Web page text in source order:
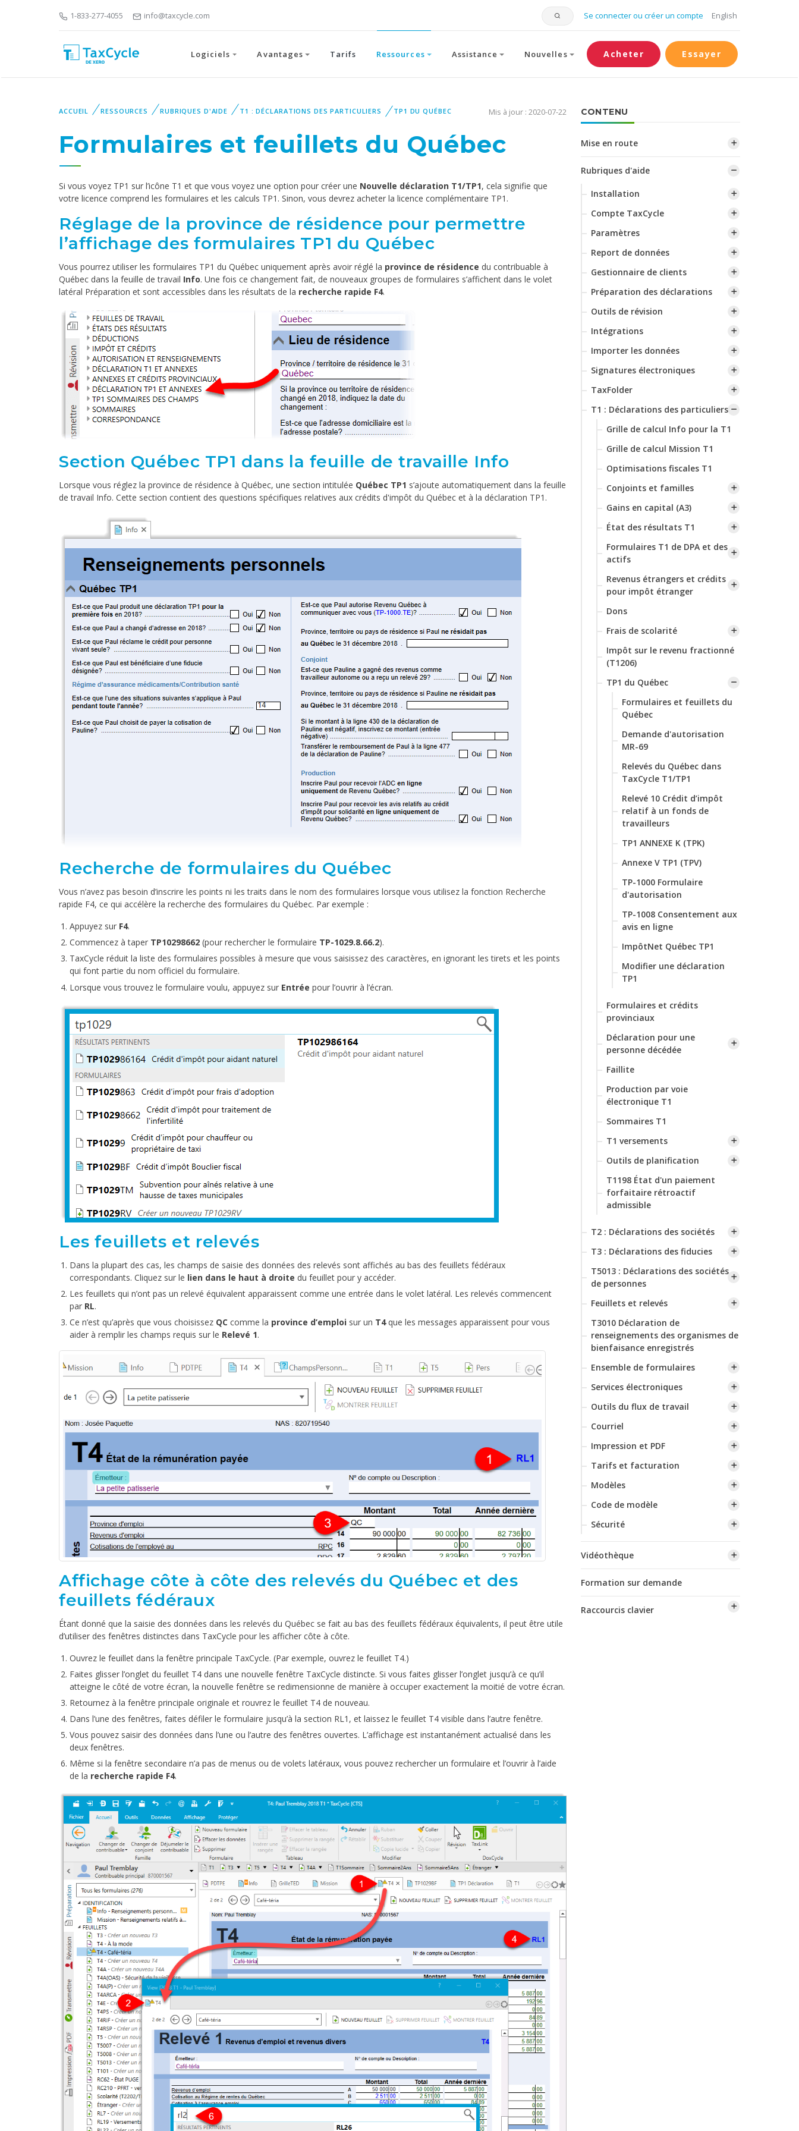
1-833-277-4055 info@taxcycle.com Se connecter ou créer un compte English
Logiciels Avantages Tarifs Ressources Assistance Nouvelles Acheter Essayer
ACCUEIL RESSOURCES RUBRIQUES D'AIDE T1 : DÉCLARATIONS DES PARTICULIERS TP1 DU QUÉBEC Mis à jour : 2020-07-22
Formulaires et feuillets du Québec
Si vous voyez TP1 sur l’icône T1 et que vous voyez une option pour créer une Nouvelle déclaration T1/TP1, cela signifie que
votre licence comprend les formulaires et les calculs TP1. Sinon, vous devrez acheter la licence complémentaire TP1.
Réglage de la province de résidence pour permettre
l’affichage des formulaires TP1 du Québec
Vous pourrez utiliser les formulaires TP1 du Québec uniquement après avoir réglé la province de résidence du contribuable à
Québec dans la feuille de travail Info. Une fois ce changement fait, de nouveaux groupes de formulaires s’affichent dans le volet
latéral Préparation et sont accessibles dans les résultats de la recherche rapide F4.
Section Québec TP1 dans la feuille de travaille Info
Lorsque vous réglez la province de résidence à Québec, une section intitulée Québec TP1 s’ajoute automatiquement dans la feuille
de travail Info. Cette section contient des questions spécifiques relatives aux crédits d'impôt du Québec et à la déclaration TP1.
Recherche de formulaires du Québec
Vous n’avez pas besoin d’inscrire les points ni les traits dans le nom des formulaires lorsque vous utilisez la fonction Recherche
rapide F4, ce qui accélère la recherche des formulaires du Québec. Par exemple :
Appuyez sur F4.
Commencez à taper TP10298662 (pour rechercher le formulaire TP-1029.8.66.2).
TaxCycle réduit la liste des formulaires possibles à mesure que vous saisissez des caractères, en ignorant les tirets et les points
qui font partie du nom officiel du formulaire.
Lorsque vous trouvez le formulaire voulu, appuyez sur Entrée pour l’ouvrir à l’écran.
Les feuillets et relevés
Dans la plupart des cas, les champs de saisie des données des relevés sont affichés au bas des feuillets fédéraux
correspondants. Cliquez sur le lien dans le haut à droite du feuillet pour y accéder.
Les feuillets qui n’ont pas un relevé équivalent apparaissent comme une entrée dans le volet latéral. Les relevés commencent
par RL.
Ce n’est qu’après que vous choisissez QC comme la province d’emploi sur un T4que les messages apparaissent pour vous
aider à remplir les champs requis sur le Relevé 1.
Affichage côte à côte des relevés du Québec et des
feuillets fédéraux
Étant donné que la saisie des données dans les relevés du Québec se fait au bas des feuillets fédéraux équivalents, il peut être utile
d’utiliser des fenêtres distinctes dans TaxCycle pour les afficher côte à côte.
Ouvrez le feuillet dans la fenêtre principale TaxCycle. (Par exemple, ouvrez le feuillet T4.)
Faites glisser l’onglet du feuillet T4 dans une nouvelle fenêtre TaxCycle distincte. Si vous faites glisser l’onglet jusqu’à ce qu’il
atteigne le côté de votre écran, la nouvelle fenêtre se redimensionne de manière à occuper exactement la moitié de votre écran.
Retournez à la fenêtre principale originale et rouvrez le feuillet T4 de nouveau.
Dans l’une des fenêtres, faites défiler le formulaire jusqu’à la section RL1, et laissez le feuillet T4 visible dans l’autre fenêtre.
Vous pouvez saisir des données dans l’une ou l’autre des fenêtres ouvertes. L’affichage est instantanément actualisé dans les
deux fenêtres.
Même si la fenêtre secondaire n’a pas de menus ou de volets latéraux, vous pouvez rechercher un formulaire et l’ouvrir à l’aide
de la recherche rapide F4.
CONTENU
Mise en route
Rubriques d'aide
Installation
Compte TaxCycle
Paramètres
Report de données
Gestionnaire de clients
Préparation des déclarations
Outils de révision
Intégrations
Importer les données
Signatures électroniques
TaxFolder
T1 : Déclarations des particuliers
Grille de calcul Info pour la T1
Grille de calcul Mission T1
Optimisations fiscales T1
Conjoints et familles
Gains en capital (A3)
État des résultats T1
Formulaires T1 de DPA et des
actifs
Revenus étrangers et crédits
pour impôt étranger
Dons
Frais de scolarité
Impôt sur le revenu fractionné
(T1206)
TP1 du Québec
Formulaires et feuillets du
Québec
Demande d'autorisation
MR-69
Relevés du Québec dans
TaxCycle T1/TP1
Relevé 10 Crédit d’impôt
relatif à un fonds de
travailleurs
TP1 ANNEXE K (TPK)
Annexe V TP1 (TPV)
TP-1000 Formulaire
d'autorisation
TP-1008 Consentement aux
avis en ligne
ImpôtNet Québec TP1
Modifier une déclaration
TP1
Formulaires et crédits
provinciaux
Déclaration pour une
personne décédée
Faillite
Production par voie
électronique T1
Sommaires T1
T1 versements
Outils de planification
T1198 État d'un paiement
forfaitaire rétroactif
admissible
T2 : Déclarations des sociétés
T3 : Déclarations des fiducies
T5013 : Déclarations des sociétés
de personnes
Feuillets et relevés
T3010 Déclaration de
renseignements des organismes de
bienfaisance enregistrés
Ensemble de formulaires
Services électroniques
Outils du flux de travail
Courriel
Impression et PDF
Tarifs et facturation
Modèles
Code de modèle
Sécurité
Vidéothèque
Formation sur demande
Raccourcis clavier